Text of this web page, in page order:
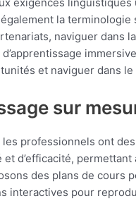
la
naviguer dans
et naviguer dans
sur
professionnels ont
d’efficacité,
des plans de cours
interactives pour